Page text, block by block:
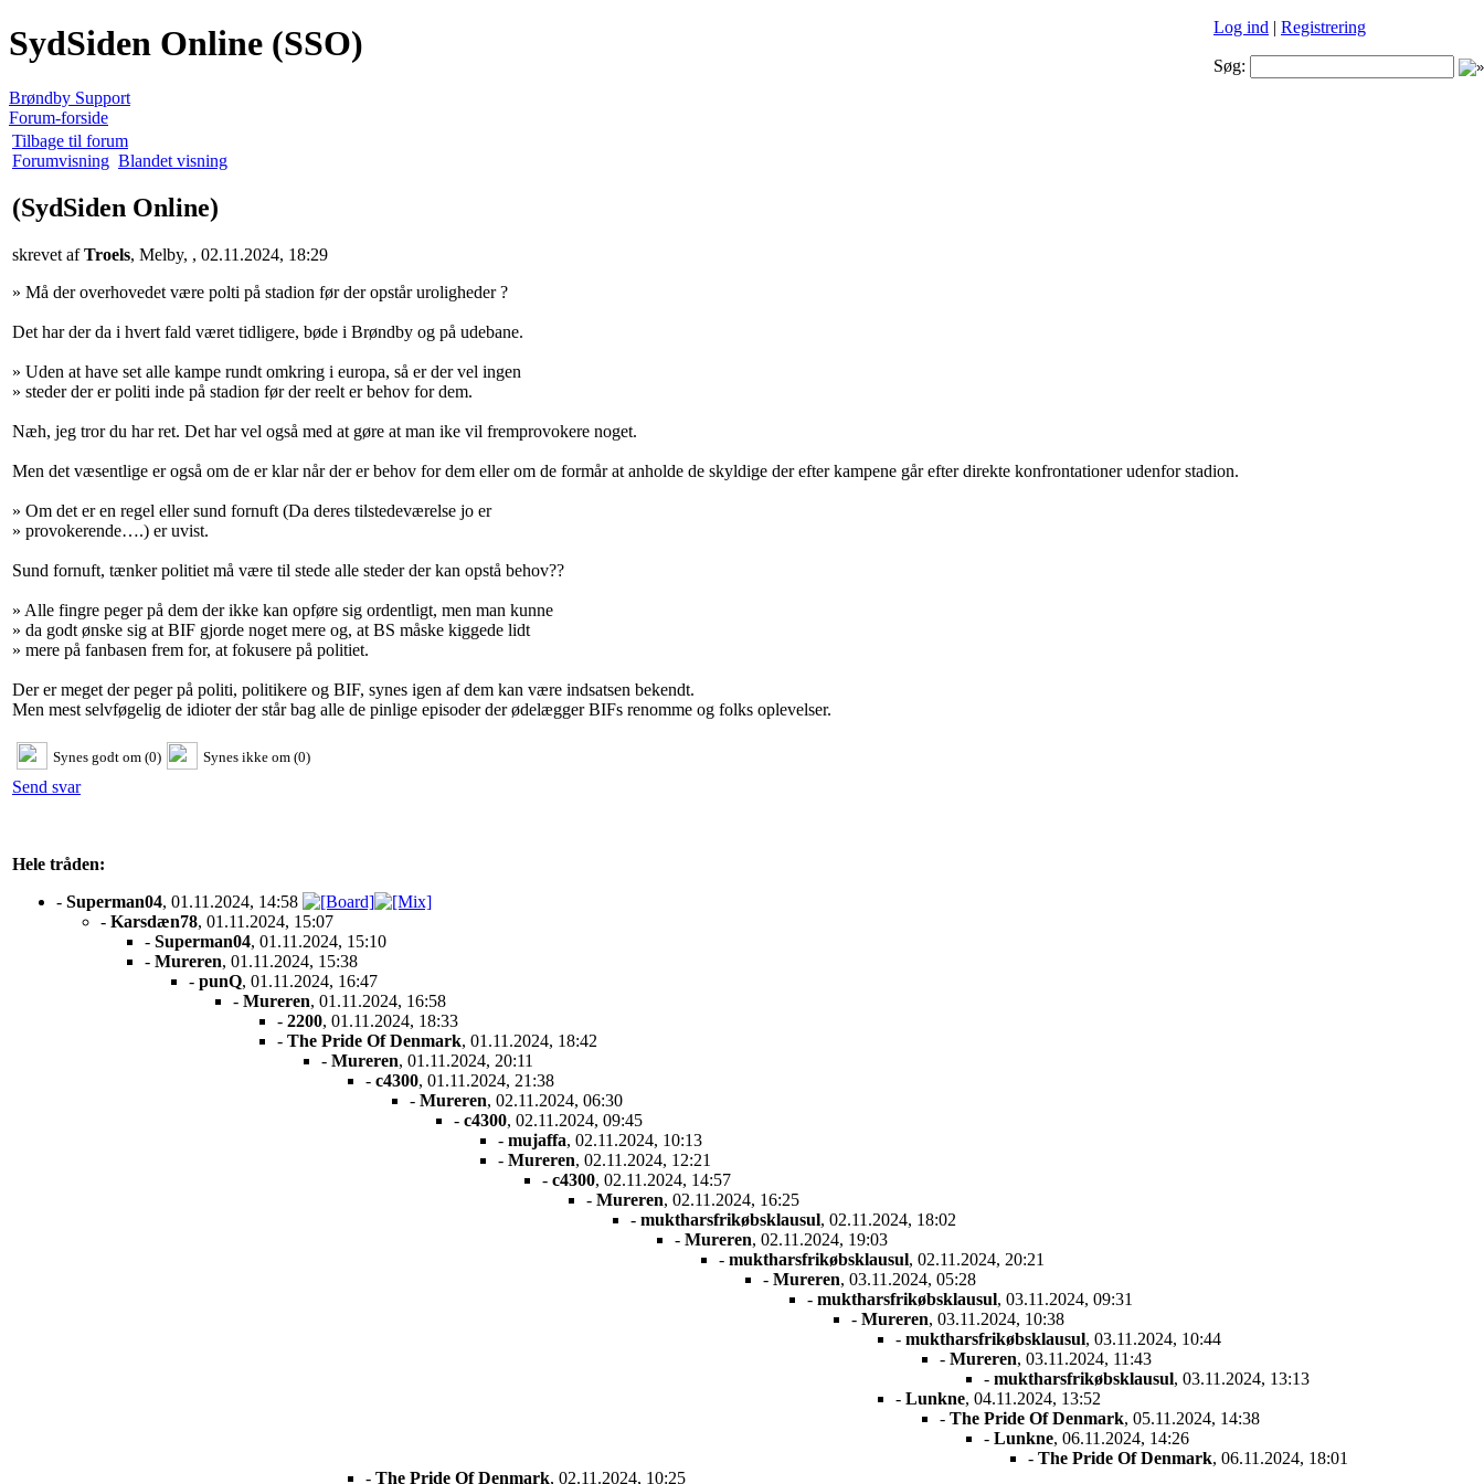
SydSiden Online (SSO)
Brøndby Support
Forum-forside
Log ind | Registrering
Søg:
Tilbage til forum
Forumvisning Blandet visning
(SydSiden Online)
skrevet afTroels, Melby, , 02.11.2024, 18:29
» Må der overhovedet være polti på stadion før der opstår uroligheder ?
Det har der da i hvert fald været tidligere, bøde i Brøndby og på udebane.
» Uden at have set alle kampe rundt omkring i europa, så er der vel ingen
» steder der er politi inde på stadion før der reelt er behov for dem.
Næh, jeg tror du har ret. Det har vel også med at gøre at man ike vil fremprovokere noget.
Men det væsentlige er også om de er klar når der er behov for dem eller om de formår at anholde de skyldige der efter kampene går efter direkte konfrontationer udenfor stadion.
» Om det er en regel eller sund fornuft (Da deres tilstedeværelse jo er
» provokerende….) er uvist.
Sund fornuft, tænker politiet må være til stede alle steder der kan opstå behov??
» Alle fingre peger på dem der ikke kan opføre sig ordentligt, men man kunne
» da godt ønske sig at BIF gjorde noget mere og, at BS måske kiggede lidt
» mere på fanbasen frem for, at fokusere på politiet.
Der er meget der peger på politi, politikere og BIF, synes igen af dem kan være indsatsen bekendt.
Men mest selvføgelig de idioter der står bag alle de pinlige episoder der ødelægger BIFs renomme og folks oplevelser.
Synes godt om (0) Synes ikke om (0)
Send svar
Hele tråden:
- Superman04, 01.11.2024, 14:58
- Karsdæn78, 01.11.2024, 15:07
- Superman04, 01.11.2024, 15:10
- Mureren, 01.11.2024, 15:38
- punQ, 01.11.2024, 16:47
- Mureren, 01.11.2024, 16:58
- 2200, 01.11.2024, 18:33
- The Pride Of Denmark, 01.11.2024, 18:42
- Mureren, 01.11.2024, 20:11
- c4300, 01.11.2024, 21:38
- Mureren, 02.11.2024, 06:30
- c4300, 02.11.2024, 09:45
- mujaffa, 02.11.2024, 10:13
- Mureren, 02.11.2024, 12:21
- c4300, 02.11.2024, 14:57
- Mureren, 02.11.2024, 16:25
- muktharsfrikøbsklausul, 02.11.2024, 18:02
- Mureren, 02.11.2024, 19:03
- muktharsfrikøbsklausul, 02.11.2024, 20:21
- Mureren, 03.11.2024, 05:28
- muktharsfrikøbsklausul, 03.11.2024, 09:31
- Mureren, 03.11.2024, 10:38
- muktharsfrikøbsklausul, 03.11.2024, 10:44
- Mureren, 03.11.2024, 11:43
- muktharsfrikøbsklausul, 03.11.2024, 13:13
- Lunkne, 04.11.2024, 13:52
- The Pride Of Denmark, 05.11.2024, 14:38
- Lunkne, 06.11.2024, 14:26
- The Pride Of Denmark, 06.11.2024, 18:01
- The Pride Of Denmark, 02.11.2024, 10:25